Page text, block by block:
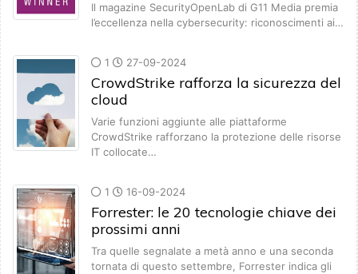
Il magazine SecurityOpenLab di G11 Media premia
l’eccellenza nella cybersecurity: riconoscimenti ai…
1 27-09-2024
CrowdStrike rafforza la sicurezza del
cloud
Varie funzioni aggiunte alle piattaforme
CrowdStrike rafforzano la protezione delle risorse
IT collocate…
1 16-09-2024
Forrester: le 20 tecnologie chiave dei
prossimi anni
Tra quelle segnalate a metà anno e una seconda
tornata di questo settembre, Forrester indica gli